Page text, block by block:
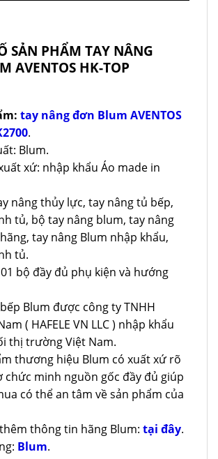
SẢN PHẨM TAY NÂNG
AVENTOS HK-TOP
tay nâng đơn Blum AVENTOS
.
Blum.
xứ: nhập khẩu Áo made in
nâng thủy lực, tay nâng tủ bếp,
tủ, bộ tay nâng blum, tay nâng
tay nâng Blum nhập khẩu,
tủ.
bộ đầy đủ phụ kiện và hướng
Blum được công ty TNHH
( HAFELE VN LLC ) nhập khẩu
thị trường Việt Nam.
thương hiệu Blum có xuất xứ rõ
chức minh nguồn gốc đầy đủ giúp
có thể an tâm về sản phẩm của
thông tin hãng Blum: tại đây.
Blum.